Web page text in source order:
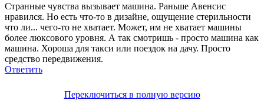
Странные чувства вызывает машина. Раньше Авенсис
нравился. Но есть что-то в дизайне, ощущение стерильности
что ли... чего-то не хватает. Может, им не хватает машины
более люксового уровня. А так смотришь - просто машина как
машина. Хороша для такси или поездок на дачу. Просто
средство передвижения.
Ответить
Переключиться в полную версию